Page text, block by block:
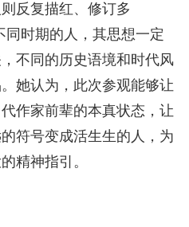
反复描红、修订多
同时期的人，其思想一定
不同的历史语境和时代风
她认为，此次参观能够让
作家前辈的本真状态，让
符号变成活生生的人，为
精神指引。